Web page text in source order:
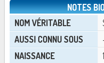
NOTES
NOM VÉRITABLE
AUSSI CONNU SOUS
NAISSANCE